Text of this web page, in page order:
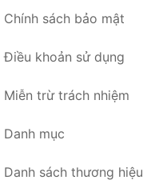
Chính sách bảo mật
Điều khoản sử dụng
Miễn trừ trách nhiệm
Danh mục
Danh sách thương hiệu